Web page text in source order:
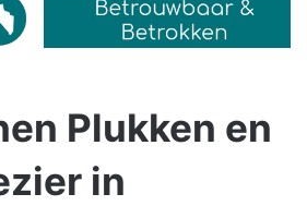
Plukken en
in